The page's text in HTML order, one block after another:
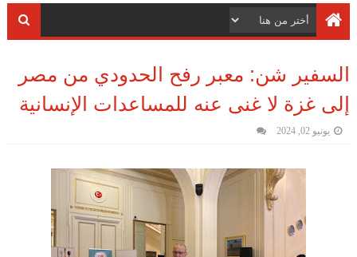
السفير شن: معبر رفح الحدودي من مصر
إلى غزة لا غنى عنه للمساعدات الإنسانية
يونيو 02, 2024